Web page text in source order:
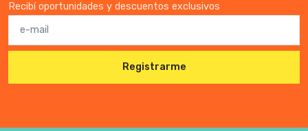
Recibí oportunidades y descuentos exclusivos
Registrarme